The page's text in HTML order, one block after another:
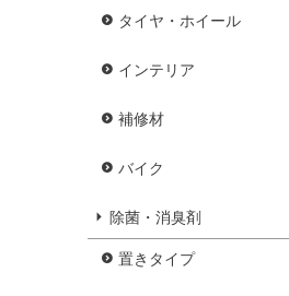
タイヤ・ホイール
インテリア
補修材
バイク
除菌・消臭剤
置きタイプ